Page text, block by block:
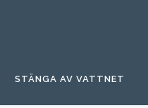
STÄNGA AV VATTNET